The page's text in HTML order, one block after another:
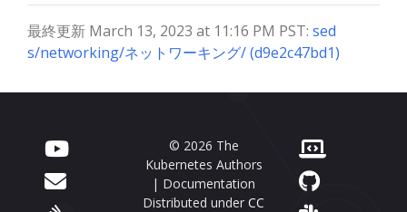
最終更新 March 13, 2023 at 11:16 PM PST: sed
s/networking/ネットワーキング/ (d9e2c47bd1)
© 2026 The
Kubernetes Authors
| Documentation
Distributed under CC